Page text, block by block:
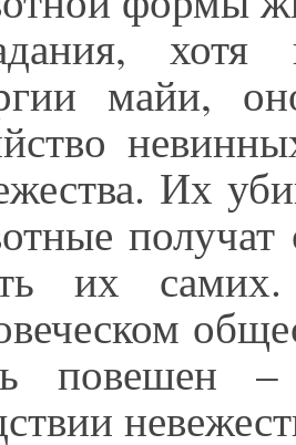
майи,
Их
получат
их
повешен –